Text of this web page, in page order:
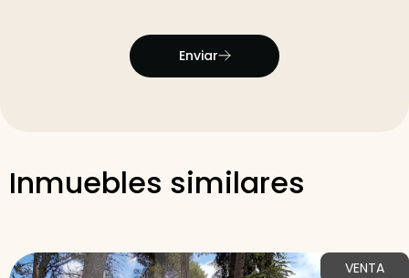
Enviar
Inmuebles similares
VENTA